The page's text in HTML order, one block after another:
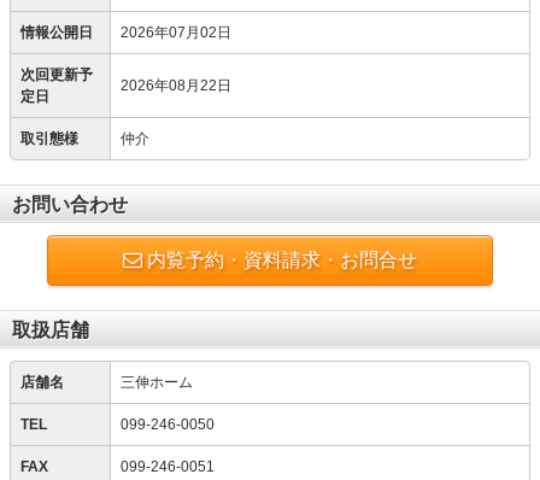
情報公開日 2026年07月02日
次回更新予
定日
2026年08月22日
取引態様 仲介
お問い合わせ
内覧予約・資料請求・お問合せ
取扱店舗
店舗名 三伸ホーム
TEL 099-246-0050
FAX 099-246-0051